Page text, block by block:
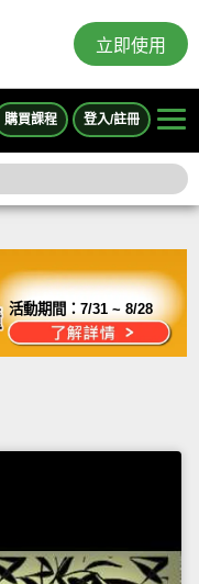
立即使用
購買課程 登入/註冊
活動期間：7/31 ~ 8/28